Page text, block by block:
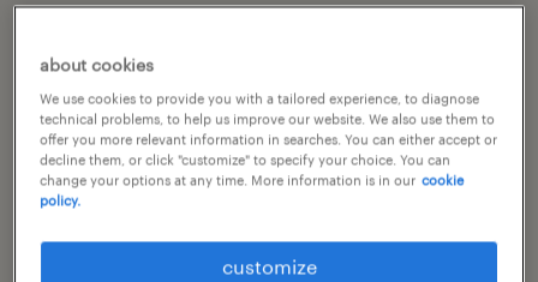
full-time
job category
administrative & support services
about cookies
We use cookies to provide you with a tailored experience, to diagnose
technical problems, to help us improve our website. We also use them to
offer you more relevant information in searches. You can either accept or
decline them, or click "customize" to specify your choice. You can
change your options at any time. More information is in our cookie
policy.
customize